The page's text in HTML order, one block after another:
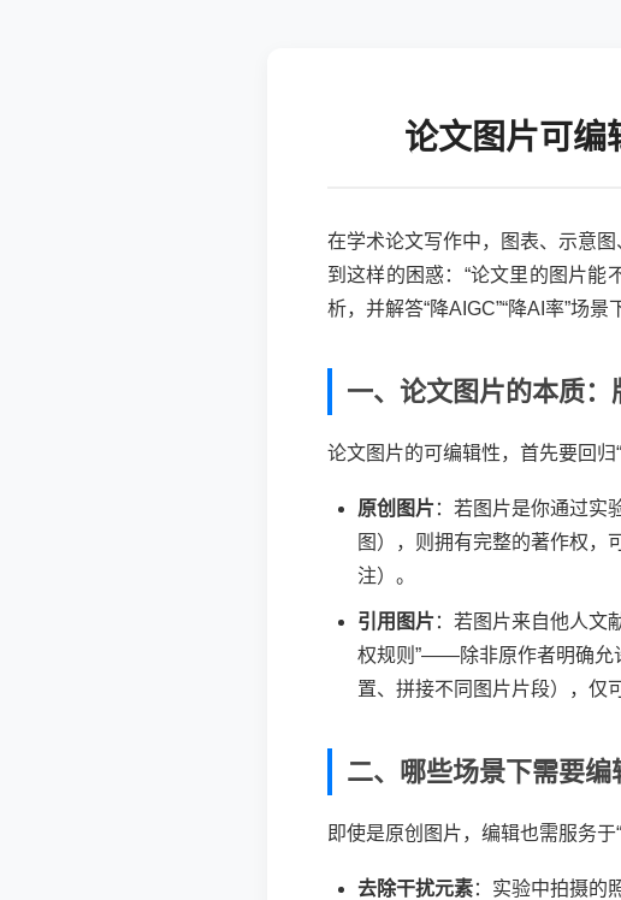
论文图片可编
在学术论文写作中，图表、示意
到这样的困惑：“论文里的图片能
析，并解答“降AIGC”“降AI率”场景
一、论文图片的本质
论文图片的可编辑性，首先要回归
原创图片 ：若图片是你通过实
图），则拥有完整的著作权，
注）。
引用图片 ：若图片来自他人文
权规则”——除非原作者明确允
置、拼接不同图片片段），仅
二、哪些场景下需要编
即使是原创图片，编辑也需服务于
去除干扰元素：实验中拍摄的